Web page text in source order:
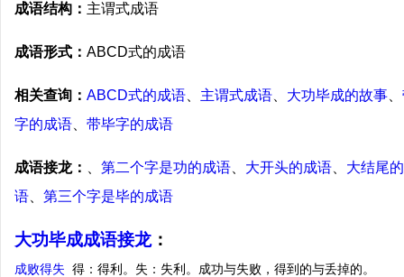
成语结构： 主谓式成语
成语形式： ABCD式的成语
相关查询： ABCD式的成语 主谓式成语 大功毕成的故事
字的成语
带毕字的成语
成语接龙： 第二个字是功的成语 大开头的成语
大结尾
语
第三个字是毕的成语
大功毕成成语接龙：
成败得失 得：得利。失：失利。成功与失败，得到的与丢掉的。